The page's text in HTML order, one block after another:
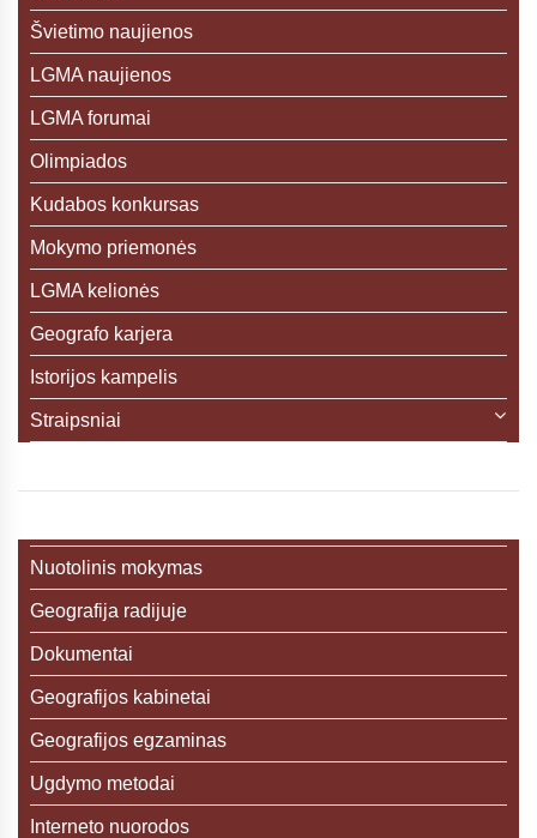
Švietimo naujienos
LGMA naujienos
LGMA forumai
Olimpiados
Kudabos konkursas
Mokymo priemonės
LGMA kelionės
Geografo karjera
Istorijos kampelis
Straipsniai
Nuotolinis mokymas
Geografija radijuje
Dokumentai
Geografijos kabinetai
Geografijos egzaminas
Ugdymo metodai
Interneto nuorodos